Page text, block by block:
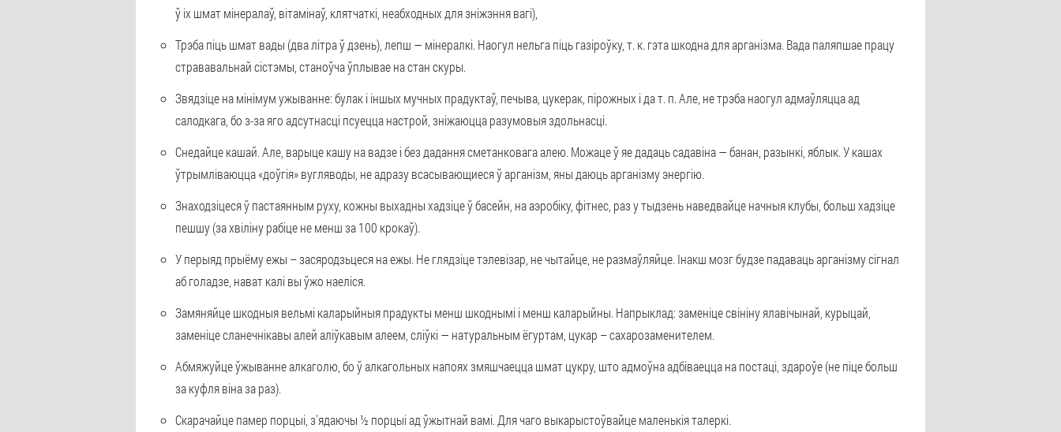
ў іх шмат мінералаў, вітамінаў, клятчаткі, неабходных для зніжэння вагі),
Трэба піць шмат вады (два літра ў дзень), лепш — мінералкі. Наогул нельга піць газіроўку, т. к. гэта шкодна для арганізма. Вада паляпшае працу
стрававальнай сістэмы, станоўча ўплывае на стан скуры.
Звядзіце на мінімум ужыванне: булак і іншых мучных прадуктаў, печыва, цукерак, пірожных і да т. п. Але, не трэба наогул адмаўляцца ад
салодкага, бо з-за яго адсутнасці псуецца настрой, зніжаюцца разумовыя здольнасці.
Снедайце кашай. Але, варыце кашу на вадзе і без дадання сметанковага алею. Можаце ў яе дадаць садавіна — банан, разынкі, яблык. У кашах
ўтрымліваюцца «доўгія» вугляводы, не адразу всасывающиеся ў арганізм, яны даюць арганізму энергію.
Знаходзіцеся ў пастаянным руху, кожны выхадны хадзіце ў басейн, на аэробіку, фітнес, раз у тыдзень наведвайце начныя клубы, больш хадзіце
пешшу (за хвіліну рабіце не менш за 100 крокаў).
У перыяд прыёму ежы – засяродзьцеся на ежы. Не глядзіце тэлевізар, не чытайце, не размаўляйце. Інакш мозг будзе падаваць арганізму сігнал
аб голадзе, нават калі вы ўжо наеліся.
Замяняйце шкодныя вельмі каларыйныя прадукты менш шкоднымі і менш каларыйны. Напрыклад: заменіце свініну ялавічынай, курыцай,
заменіце сланечнікавы алей аліўкавым алеем, сліўкі — натуральным ёгуртам, цукар – сахарозаменителем.
Абмяжуйце ўжыванне алкаголю, бо ў алкагольных напоях змяшчаецца шмат цукру, што адмоўна адбіваецца на постаці, здароўе (не піце больш
за куфля віна за раз).
Скарачайце памер порцыі, з'ядаючы ½ порцыі ад ўжытнай вамі. Для чаго выкарыстоўвайце маленькія талеркі.